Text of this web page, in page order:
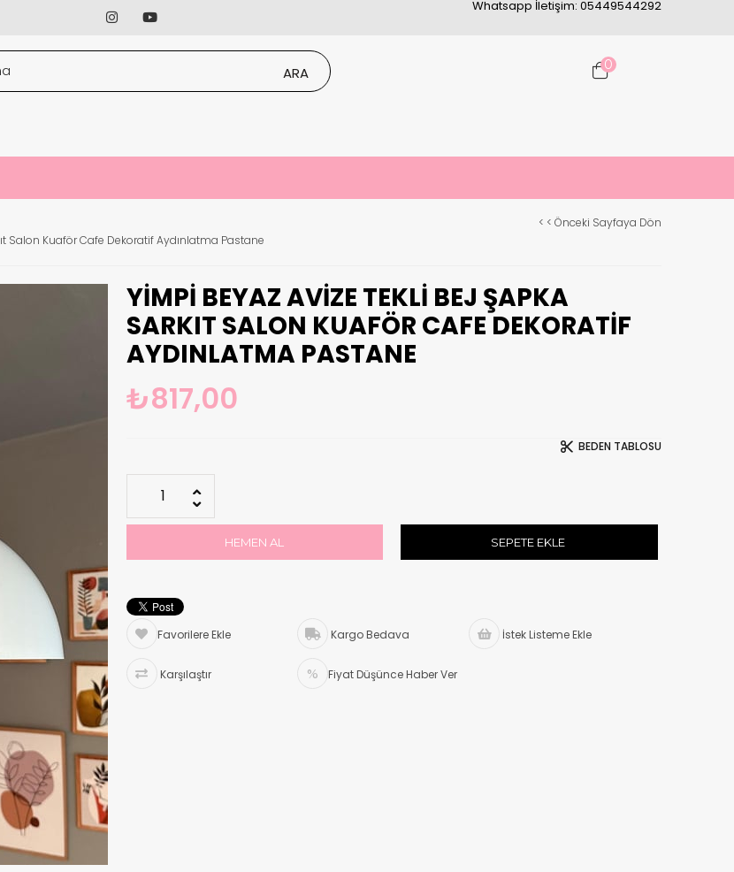
Whatsapp İletişim: 05449544292
0
Salon Kuaför Cafe Dekoratif Aydınlatma Pastane
< < Önceki Sayfaya Dön
YIMPI BEYAZ AVIZE TEKLI BEJ ŞAPKA
SARKIT SALON KUAFÖR CAFE DEKORATIF
AYDINLATMA PASTANE
₺817,00
BEDEN TABLOSU
Favorilere Ekle Kargo Bedava İstek Listeme Ekle
Karşılaştır Fiyat Düşünce Haber Ver